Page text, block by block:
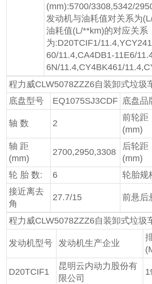
(mm):5700/3308,5342/
发动机与油耗值对关系为
油耗值(L/**km)的对应关系
为:D20TCIF1/
60/11.4,CA4DB1-11E6/
6N/11.4,CY4BK461/
程力威CLW5078ZZZ6自装卸式垃圾
底盘型号
EQ1075SJ3CDF 底盘品
轴 数 2
前轮距
(mm)
轴 距
(mm)
2700,2950,3308
后轮距
(mm)
轮 胎 数: 6 轮胎规
接近离去
角
27.7/15 前悬后
程力威CLW5078ZZZ6自装卸式垃圾
发动机型号 发动机生产企业
D20TCIF1
昆明云内动力股份有
限公司